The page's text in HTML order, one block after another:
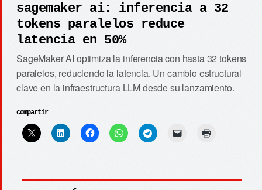
sagemaker ai: inferencia a 32
tokens paralelos reduce
latencia en 50%
SageMaker AI optimiza la inferencia con hasta 32 tokens
paralelos, reduciendo la latencia. Un cambio estructural
clave en la infraestructura LLM desde su lanzamiento.
compartir